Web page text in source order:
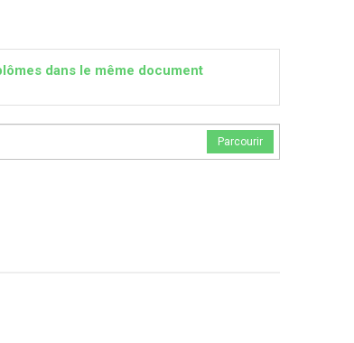
dans le même document
Parcourir